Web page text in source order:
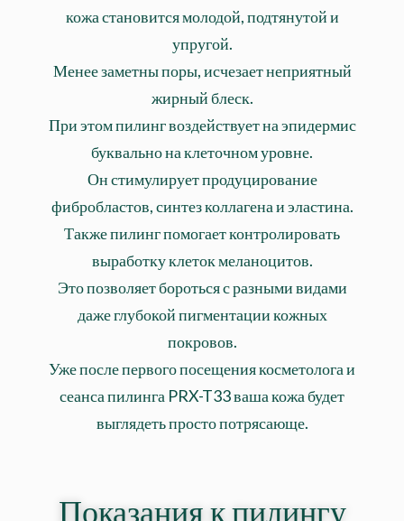
кожа становится молодой, подтянутой и
упругой.
Менее заметны поры, исчезает неприятный
жирный блеск.
При этом пилинг воздействует на эпидермис
буквально на клеточном уровне.
Он стимулирует продуцирование
фибробластов, синтез коллагена и эластина.
Также пилинг помогает контролировать
выработку клеток меланоцитов.
Это позволяет бороться с разными видами
даже глубокой пигментации кожных
покровов.
Уже после первого посещения косметолога и
сеанса пилинга PRX-T33 ваша кожа будет
выглядеть просто потрясающе.
Показания к пилингу